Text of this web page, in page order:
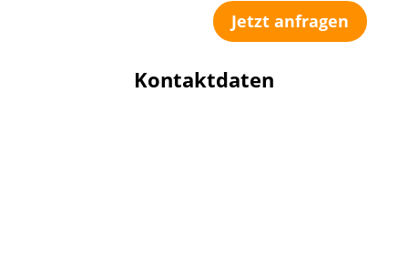
Jetzt anfragen
Kontaktdaten